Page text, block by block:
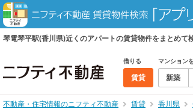
琴電琴平駅(香川県)近くのアパートの賃貸物件をまとめて
借りる
賃貸
マンション
新築
不動産・住宅情報のニフティ不動産 賃貸 香川県